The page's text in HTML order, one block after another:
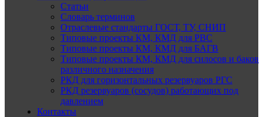
Статьи
Словарь терминов
Отраслевые стандарты ГОСТ, ТУ, СНИП
Типовые проекты КМ, КМД для РВС
Типовые проекты КМ, КМД для БАГВ
Типовые проекты КМ, КМД для силосов и баков
различного назначения
РКД для горизонтальных резервуаров РГС
РКД резервуаров (сосудов) работающих под
давлением
Контакты